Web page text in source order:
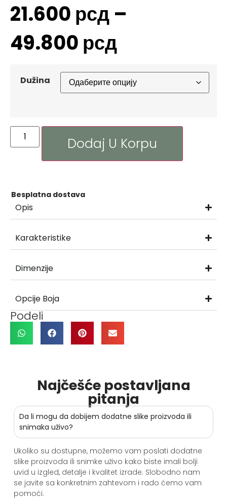
21.600 рсд –
49.800 рсд
Dužina
Dodaj U Korpu
Besplatna dostava
Opis
Karakteristike
Dimenzije
Opcije Boja
Podeli
Najčešće postavljana
pitanja
Da li mogu da dobijem dodatne slike proizvoda ili
snimaka uživo?
Ukoliko su dostupne, možemo vam poslati dodatne
slike proizvoda ili snimke uživo kako biste imali bolji
uvid u izgled, detalje i kvalitet izrade. Slobodno nam
se javite sa konkretnim zahtevom i rado ćemo vam
pomoći.